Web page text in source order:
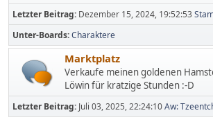
Letzter Beitrag: Dezember 15, 2024, 19:52:53
Unter-Boards Charaktere
Marktplatz
Verkaufe meinen goldenen
Löwin für kratzige Stunden :-D
Letzter Beitrag: Juli 03, 2025, 22:24:10Aw: